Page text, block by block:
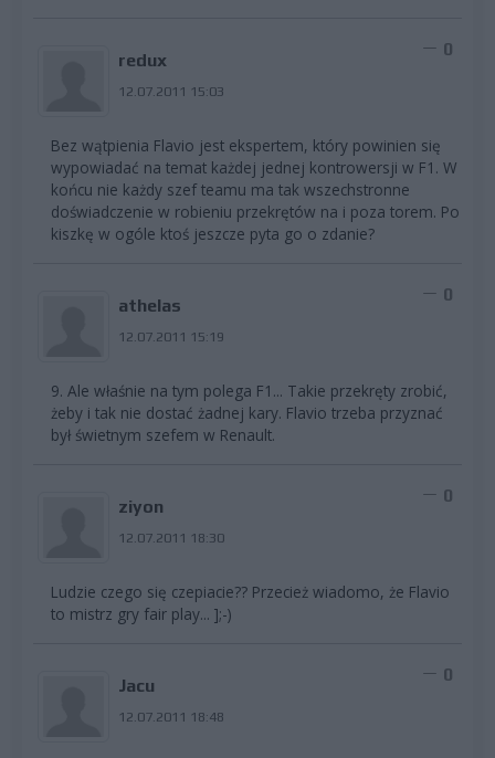
redux
12.07.2011 15:03
0
Bez wątpienia Flavio jest ekspertem, który powinien się
wypowiadać na temat każdej jednej kontrowersji w F1. W
końcu nie każdy szef teamu ma tak wszechstronne
doświadczenie w robieniu przekrętów na i poza torem. Po
kiszkę w ogóle ktoś jeszcze pyta go o zdanie?
athelas
12.07.2011 15:19
0
9. Ale właśnie na tym polega F1... Takie przekręty zrobić,
żeby i tak nie dostać żadnej kary. Flavio trzeba przyznać
był świetnym szefem w Renault.
ziyon
12.07.2011 18:30
0
Ludzie czego się czepiacie?? Przecież wiadomo, że Flavio
to mistrz gry fair play... ];-)
Jacu
12.07.2011 18:48
0